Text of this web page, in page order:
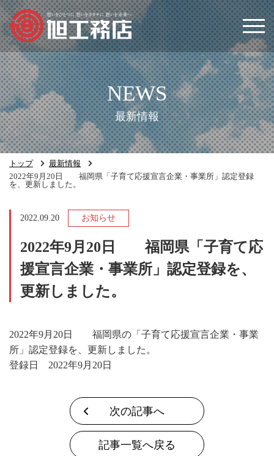
トップ
会社案内
事業内容
施工実績
最新情報
最新情報
トップ
最新情報
2022年9月20日 福岡県「子育て応援宣言企業・事業所」認定登録
を、更新しました。
2022.09.20 お知らせ
2022年9月20日 福岡県「子育て応
援宣言企業・事業所」認定登録を、
更新しました。
2022年9月20日 福岡県の「子育て応援宣言企業・事業
所」認定登録を、更新しました。
登録日 2022年9月20日
次の記事へ
記事一覧へ戻る